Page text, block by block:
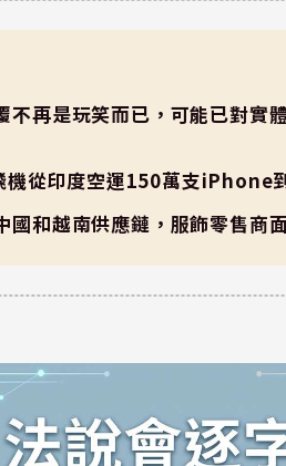
不再是玩笑而已，可能已對實
從印度空運150萬支iPhone
國和越南供應鏈，服飾零售商